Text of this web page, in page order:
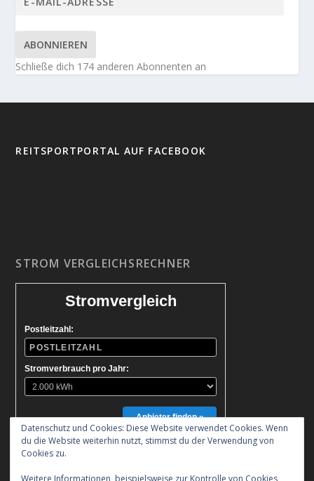
ABONNIEREN
Schließe dich 174 anderen Abonnenten an
REITSPORTPORTAL AUF FACEBOOK
STROM VERGLEICHSRECHNER
Stromvergleich
Postleitzahl:
Stromverbrauch pro Jahr:
Anbieter finden »
Datenschutz und Cookies: Diese Website verwendet Cookies. Wenn
du die Website weiterhin nutzt, stimmst du der Verwendung von
Cookies zu.
Weitere Informationen, beispielsweise zur Kontrolle von Cookies,